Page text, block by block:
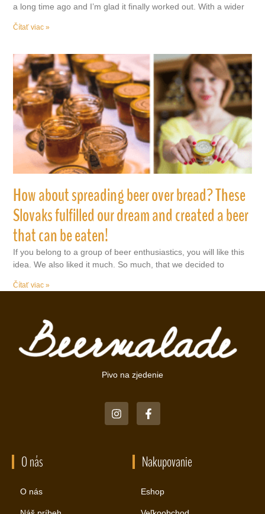
a long time ago and I’m glad it finally worked out. With a wider
Čítať viac »
How about spreading beer over bread? These
Slovaks fulfilled our dream and created a beer
that can be eaten!
If you belong to a group of beer enthusiastics, you will like this
idea. We also liked it much. So much, that we decided to
Čítať viac »
Pivo na zjedenie
O nás
O nás
Nakupovanie
Eshop